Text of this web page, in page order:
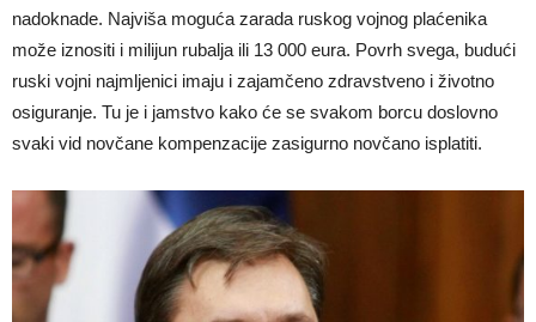
nadoknade. Najviša moguća zarada ruskog vojnog plaćenika
može iznositi i milijun rubalja ili 13 000 eura. Povrh svega, budući
ruski vojni najmljenici imaju i zajamčeno zdravstveno i životno
osiguranje. Tu je i jamstvo kako će se svakom borcu doslovno
svaki vid novčane kompenzacije zasigurno novčano isplatiti.